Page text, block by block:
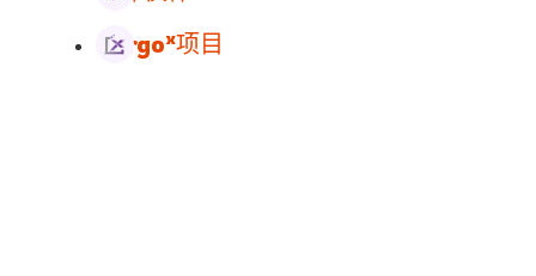
Cargox项目